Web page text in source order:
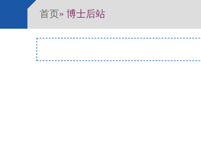
首页» 博士后站